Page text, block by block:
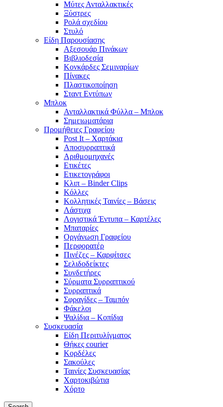
Μύτες Ανταλλακτικές
Ξύστρες
Ρολά σχεδίου
Στυλό
Είδη Παρουσίασης
Αξεσουάρ Πινάκων
Βιβλιοδεσία
Κονκάρδες Σεμιναρίων
Πίνακες
Πλαστικοποίηση
Σταντ Εντύπων
Μπλοκ
Ανταλλακτικά Φύλλα – Μπλοκ
Σημειωματάρια
Προμήθειες Γραφείου
Post It – Χαρτάκια
Αποσυρραπτικά
Αριθμομηχανές
Ετικέτες
Ετικετογράφοι
Κλιπ – Binder Clips
Κόλλες
Κολλητικές Ταινίες – Βάσεις
Λάστιχα
Λογιστικά Έντυπα – Καρτέλες
Μπαταρίες
Οργάνωση Γραφείου
Περφορατέρ
Πινέζες – Καρφίτσες
Σελιδοδείκτες
Συνδετήρες
Σύρματα Συρραπτικού
Συρραπτικά
Σφραγίδες – Ταμπόν
Φάκελοι
Ψαλίδια – Κοπίδια
Συσκευασία
Είδη Περιτυλίγματος
Θήκες courier
Κορδέλες
Σακούλες
Ταινίες Συσκευασίας
Χαρτοκιβώτια
Χόρτο